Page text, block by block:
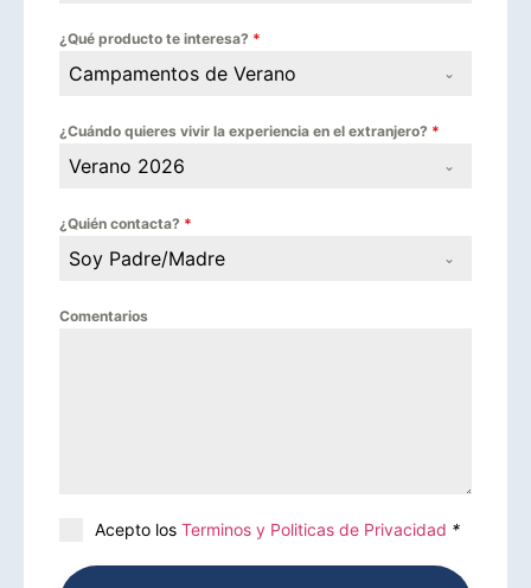
¿Qué producto te interesa? *
Campamentos de Verano
¿Cuándo quieres vivir la experiencia en el extranjero? *
Verano 2026
¿Quién contacta? *
Soy Padre/Madre
Comentarios
Acepto los Terminos y Politicas de Privacidad *